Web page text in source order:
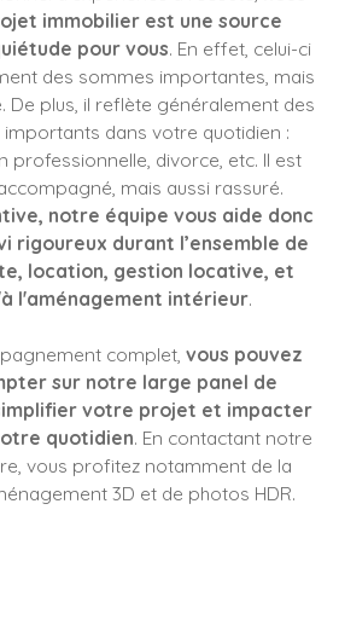
immobilier est une source
pour vous. En effet, celui-ci
des sommes importantes, mais
De plus, il reflète généralement des
dans votre quotidien :
professionnelle, divorce, etc. Il est
mais aussi rassuré.
notre équipe vous aide donc
rigoureux durant l’ensemble de
location, gestion locative, et
l'aménagement intérieur.
complet, vous pouvez
sur notre large panel de
votre projet et impacter
quotidien. En contactant notre
vous profitez notamment de la
3D et de photos HDR.